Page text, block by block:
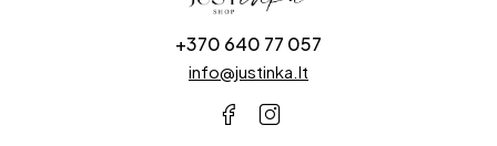
+370 640 77 057
info@justinka.lt